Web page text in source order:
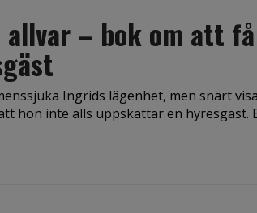
allvar – bok om att
Ingrids lägenhet, men snart
hon inte alls uppskattar en hyresgäst.